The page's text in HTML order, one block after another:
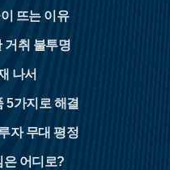
뜨는 이유
거취 불투명
나서
5가지로 해결
자 무대 평정
은 어디로?